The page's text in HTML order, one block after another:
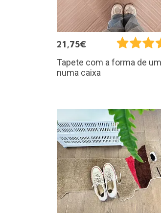
21,75€
Tapete com a forma de
numa caixa